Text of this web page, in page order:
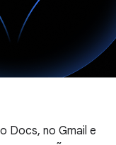
Docs, no Gmail e